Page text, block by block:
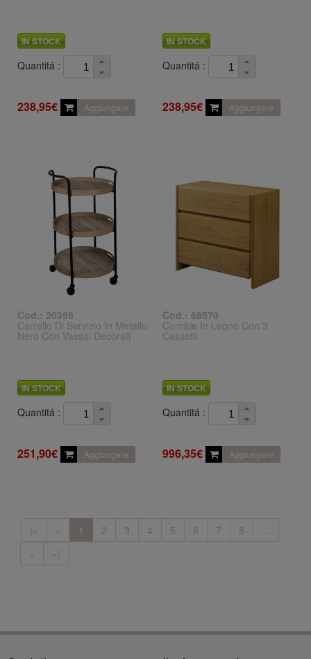
IN STOCK
Quantitá :
238,95€ Aggiungere
IN STOCK
Quantitá :
238,95€ Aggiungere
Cod.: 20398
Carrello Di Servizio In Metallo
Nero Con Vassoi Decorati
IN STOCK
Quantitá :
251,90€ Aggiungere
Cod.: 68570
Comãæ In Legno Con 3
Cassetti
IN STOCK
Quantitá :
996,35€ Aggiungere
|« « 1 2 3 4 5 6 7 8
...
»
»|